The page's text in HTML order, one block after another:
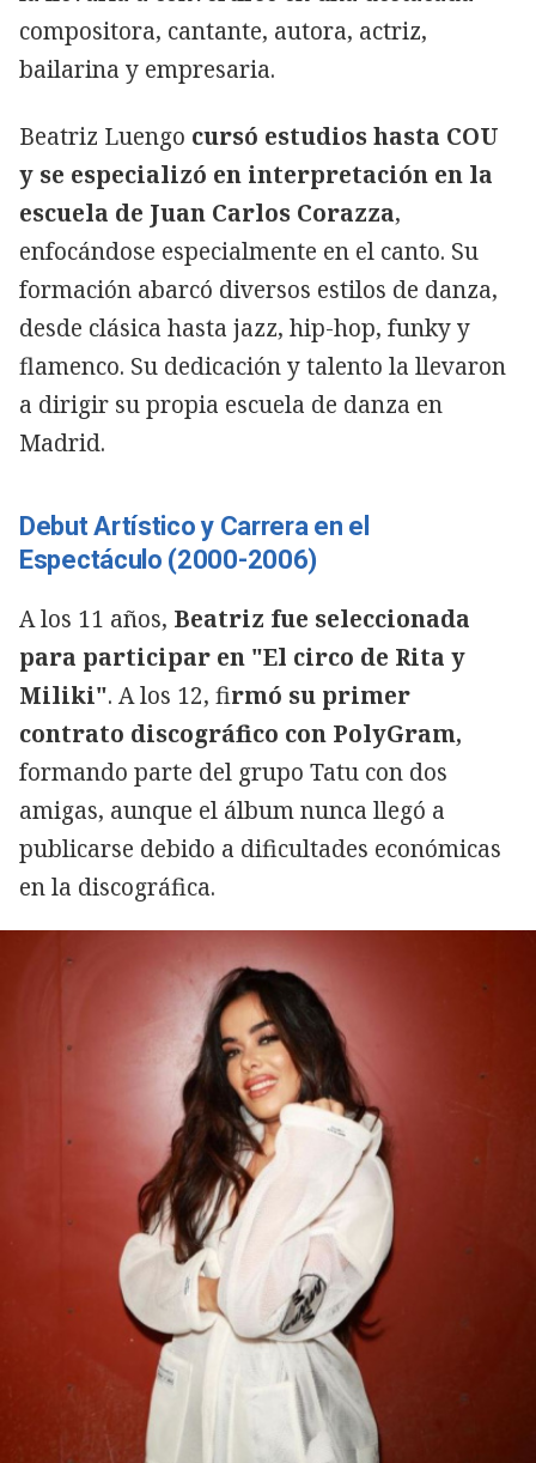
compositora, cantante, autora, actriz,
bailarina y empresaria.
Beatriz Luengo cursó estudios hasta COU
y se especializó en interpretación en la
escuela de Juan Carlos Corazza,
enfocándose especialmente en el canto. Su
formación abarcó diversos estilos de danza,
desde clásica hasta jazz, hip-hop, funky y
flamenco. Su dedicación y talento la llevaron
a dirigir su propia escuela de danza en
Madrid.
Debut Artístico y Carrera en el
Espectáculo (2000-2006)
A los 11 años, Beatriz fue seleccionada
para participar en "El circo de Rita y
Miliki". A los 12, firmó su primer
contrato discográfico con PolyGram,
formando parte del grupo Tatu con dos
amigas, aunque el álbum nunca llegó a
publicarse debido a dificultades económicas
en la discográfica.